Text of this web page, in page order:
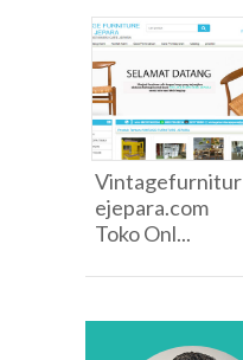
Vintagefurnitur
ejepara.com
Toko Onl...